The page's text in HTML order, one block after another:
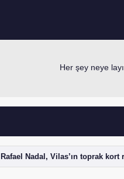
Her şey neye
Rafael Nadal, Vilas’ın toprak